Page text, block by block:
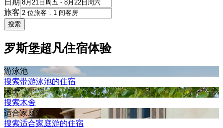
旅客
搜索
罗斯堡超凡住宿体验
游泳池
搜索带游泳池的住宿
木舍
搜索木舍
适合家庭游
搜索适合家庭游的住宿